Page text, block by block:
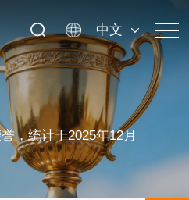
中文
，统计于2025年12月